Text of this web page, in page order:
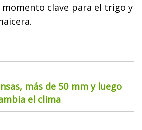
momento clave para el trigo y
más de 50 mm y luego
el clima